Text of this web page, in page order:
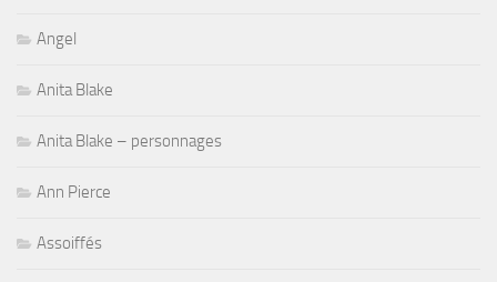
Angel
Anita Blake
Anita Blake – personnages
Ann Pierce
Assoiffés